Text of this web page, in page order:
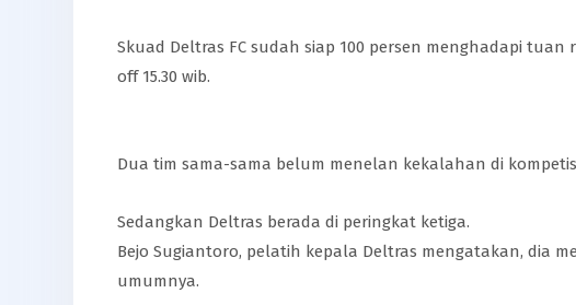
Skuad Deltras FC sudah siap 100 persen menghadapi tuan
off 15.30 wib.
Dua tim sama-sama belum menelan kekalahan di
Sedangkan Deltras berada di peringkat ketiga.
Bejo Sugiantoro, pelatih kepala Deltras mengatakan, dia
umumnya.